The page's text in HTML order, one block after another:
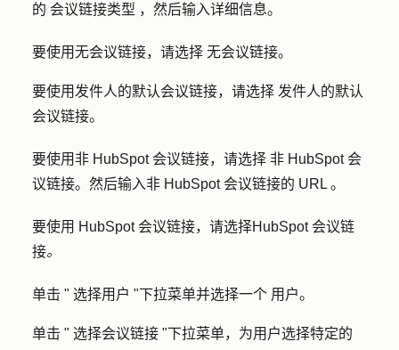
的 会议链接类型 ，然后输入详细信息。
要使用无会议链接，请选择 无会议链接。
要使用发件人的默认会议链接，请选择 发件人的默认
会议链接。
要使用非 HubSpot 会议链接，请选择 非 HubSpot 会
议链接。然后输入非 HubSpot 会议链接的 URL 。
要使用 HubSpot 会议链接，请选择HubSpot 会议链
接。
单击 " 选择用户 "下拉菜单并选择一个 用户。
单击 " 选择会议链接 "下拉菜单，为用户选择特定的